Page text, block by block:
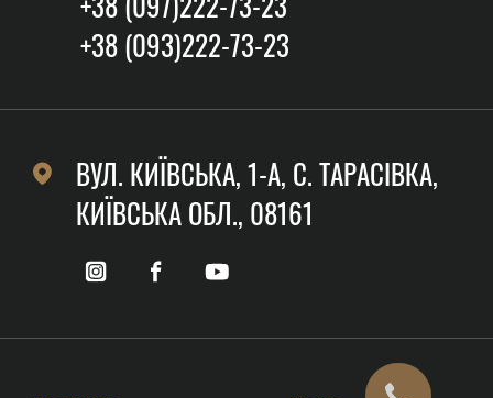
+38 (093)222-73-23
ВУЛ. КИЇВСЬКА, 1-А, C. ТАРАСІВКА,
КИЇВСЬКА ОБЛ., 08161